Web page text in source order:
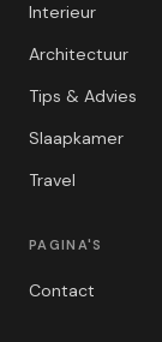
Interieur
Architectuur
Tips & Advies
Slaapkamer
Travel
PAGINA'S
Contact